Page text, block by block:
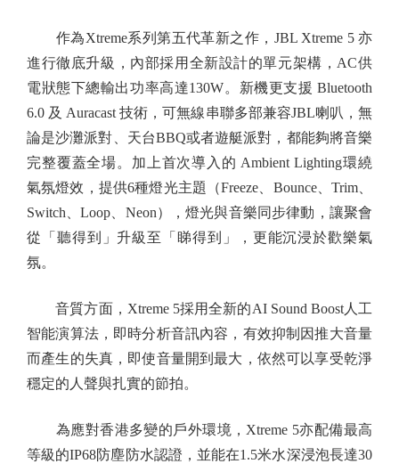
作為Xtreme系列第五代革新之作，JBL Xtreme 5 亦
進行徹底升級，內部採用全新設計的單元架構，AC供
電狀態下總輸出功率高達130W。新機更支援 Bluetooth
6.0 及 Auracast 技術，可無線串聯多部兼容JBL喇叭，無
論是沙灘派對、天台BBQ或者遊艇派對，都能夠將音樂
完整覆蓋全場。加上首次導入的 Ambient Lighting環繞
氣氛燈效，提供6種燈光主題（Freeze、Bounce、Trim、
Switch、Loop、Neon），燈光與音樂同步律動，讓聚會
從「聽得到」升級至「睇得到」，更能沉浸於歡樂氣
氛。
音質方面，Xtreme 5採用全新的AI Sound Boost人工
智能演算法，即時分析音訊內容，有效抑制因推大音量
而產生的失真，即使音量開到最大，依然可以享受乾淨
穩定的人聲與扎實的節拍。
為應對香港多變的戶外環境，Xtreme 5亦配備最高
等級的IP68防塵防水認證，並能在1.5米水深浸泡長達30